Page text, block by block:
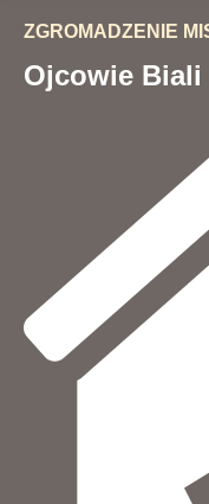
ZGROMADZENIE
Ojcowie Biali